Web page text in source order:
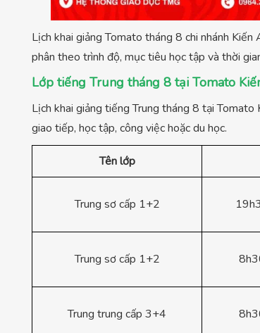
Lịch khai giảng Tomato tháng 8 chi nhánh
phân theo trình độ, mục tiêu học tập và thời
Lớp tiếng Trung tháng 8 tại Tomato
Lịch khai giảng tiếng Trung tháng 8 tại
giao tiếp, học tập, công việc hoặc du học.
Tên lớp
Trung sơ cấp 1+2
Trung sơ cấp 1+2
Trung trung cấp 3+4